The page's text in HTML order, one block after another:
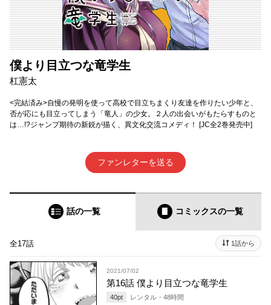
僕より目立つな竜学生
杠憲太
<完結済み>自慢の発明を使って高校で目立ちまくり友達を作りたい少年と、
否が応にも目立ってしまう「竜人」の少女。２人の出会いがもたらすものと
は…!?ジャンプ期待の新鋭が描く、異文化交流コメディ！ [JC全2巻発売中]
ファンレターを送る
話の一覧 コミックスの一覧
全17話 1話から
2021/07/02
第16話 僕より目立つな竜学生
40pt レンタル・ 48時間